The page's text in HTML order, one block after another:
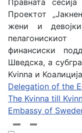
Правната
Проектот
жени и
финансиски
Шведска, а
Kvinna и
Delegation of the
The Kvinna till
Embassy of